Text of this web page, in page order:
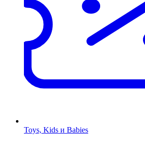
Toys, Kids и Babies